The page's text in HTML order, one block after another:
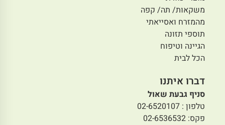
משקאות/ תה/ קפה
מהמזרח ואסייאתי
תוספי תזונה
הגיינה וטיפוח
הכל לבית
דברו איתנו
סניף גבעת שאול
טלפון : 02-6520107
פקס: 02-6536532